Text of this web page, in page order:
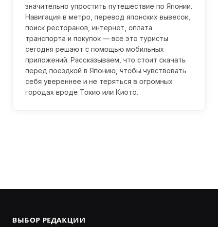
значительно упростить путешествие по Японии.
Навигация в метро, перевод японских вывесок,
поиск ресторанов, интернет, оплата
транспорта и покупок — все это туристы
сегодня решают с помощью мобильных
приложений. Рассказываем, что стоит скачать
перед поездкой в Японию, чтобы чувствовать
себя увереннее и не теряться в огромных
городах вроде Токио или Киото.
ВЫБОР РЕДАКЦИИ